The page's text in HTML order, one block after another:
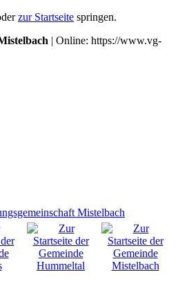
zur Startseite springen.
| Online: https://www.vg-